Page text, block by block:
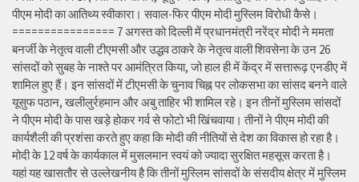
पीएम मोदी का आतिथ्य स्वीकारा। सवाल-फिर पीएम मोदी मुस्लिम विरोधी कैसे।
================ 7 अगस्त को दिल्ली में प्रधानमंत्री नरेंद्र मोदी ने ममता
बनर्जी के नेतृत्व वाली टीएमसी और उद्धव ठाकरे के नेतृत्व वाली शिवसेना के उन 26
सांसदों को सुबह के नाश्ते पर आमंत्रित किया, जो हाल ही में केंद्र में सत्तारूढ़ एनडीए में
शामिल हुए हैं। इन सांसदों में टीएमसी के चुनाव चिह्न पर लोकसभा का सांसद बनने वाले
यूसुफ पठान, खलीलुर्रहमान और अबु ताहिर भी शामिल रहे। इन तीनों मुस्लिम सांसदों
ने पीएम मोदी के पास खड़े होकर गर्व से फोटो भी खिंचवाया। तीनों ने पीएम मोदी की
कार्यशैली की प्रशंसा करते हुए कहा कि मोदी की नीतियों से देश का विकास हो रहा है।
मोदी के 12 वर्ष के कार्यकाल में मुसलमान स्वयं को ज्यादा सुरक्षित महसूस करता है।
यहां यह खासतौर से उल्लेखनीय है कि तीनों मुस्लिम सांसदों के संसदीय क्षेत्र में मुस्लिम